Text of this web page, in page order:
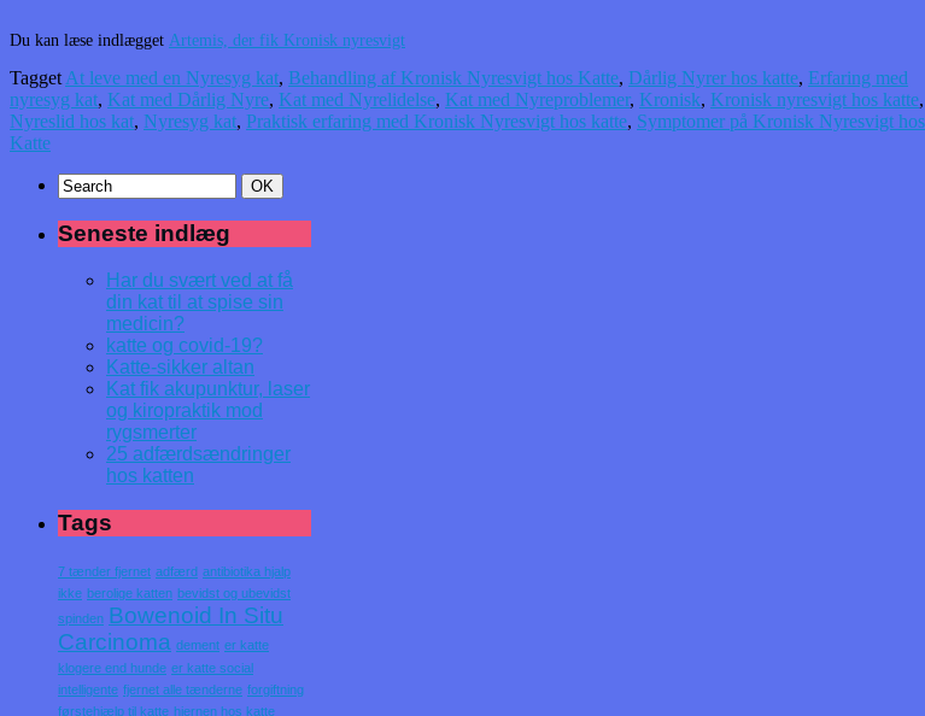
Du kan læse indlægget Artemis, der fik Kronisk nyresvigt
Tagget At leve med en Nyresyg kat, Behandling af Kronisk Nyresvigt hos Katte, Dårlig Nyrer hos katte, Erfaring med
nyresyg kat, Kat med Dårlig Nyre, Kat med Nyrelidelse, Kat med Nyreproblemer, Kronisk, Kronisk nyresvigt hos katte,
Nyreslid hos kat, Nyresyg kat, Praktisk erfaring med Kronisk Nyresvigt hos katte, Symptomer på Kronisk Nyresvigt hos
Katte
Seneste indlæg
Har du svært ved at få
din kat til at spise sin
medicin?
katte og covid-19?
Katte-sikker altan
Kat fik akupunktur, laser
og kiropraktik mod
rygsmerter
25 adfærdsændringer
hos katten
Tags
7 tænder fjernet adfærd antibiotika hjalp
ikke berolige katten bevidst og ubevidst
spinden Bowenoid In Situ
Carcinoma dement er katte
klogere end hunde er katte social
intelligente fjernet alle tænderne forgiftning
førstehjælp til katte hjernen hos katte